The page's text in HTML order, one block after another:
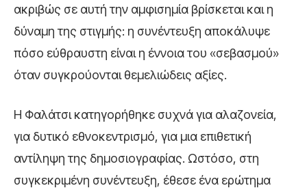
ακριβώς σε αυτή την αμφισημία βρίσκεται και η
δύναμη της στιγμής: η συνέντευξη αποκάλυψε
πόσο εύθραυστη είναι η έννοια του «σεβασμού»
όταν συγκρούονται θεμελιώδεις αξίες.
Η Φαλάτσι κατηγορήθηκε συχνά για αλαζονεία,
για δυτικό εθνοκεντρισμό, για μια επιθετική
αντίληψη της δημοσιογραφίας. Ωστόσο, στη
συγκεκριμένη συνέντευξη, έθεσε ένα ερώτημα